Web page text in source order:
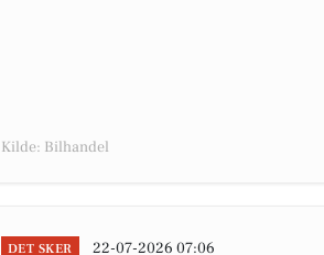
Kilde: Bilhandel
DET SKER 22-07-2026 07:06